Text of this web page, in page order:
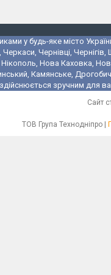
у будь-яке місто
Чернівці,
Нова Каховка,
Камянське,
зручним для
Сайт
ТОВ Група Технодніпро |